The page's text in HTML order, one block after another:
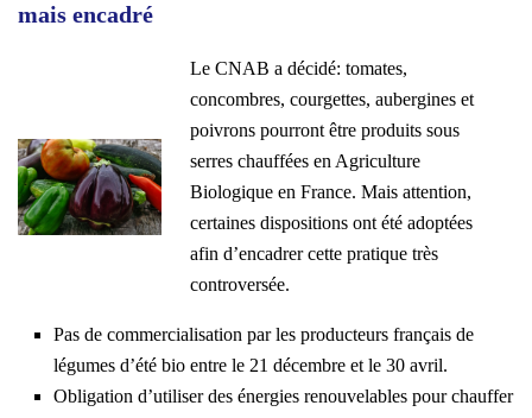
mais encadré
Le CNAB a décidé: tomates,
concombres, courgettes, aubergines et
poivrons pourront être produits sous
serres chauffées en Agriculture
Biologique en France. Mais attention,
certaines dispositions ont été adoptées
afin d’encadrer cette pratique très
controversée.
Pas de commercialisation par les producteurs français de
légumes d’été bio entre le 21 décembre et le 30 avril.
Obligation d’utiliser des énergies renouvelables pour chauffer